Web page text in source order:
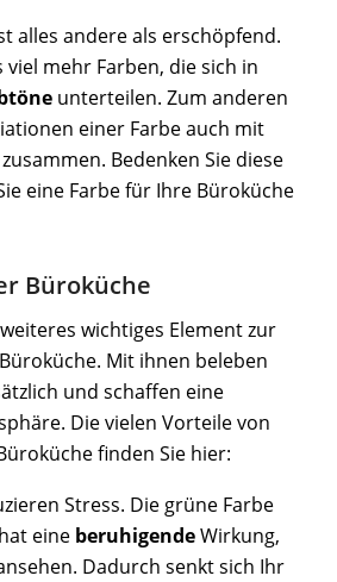
alles andere als erschöpfend.
mehr Farben, die sich in
unterteilen. Zum anderen
einer Farbe auch mit
Bedenken Sie diese
eine Farbe für Ihre Büroküche
Büroküche
wichtiges Element zur
Mit ihnen beleben
und schaffen eine
Die vielen Vorteile von
finden Sie hier:
Stress. Die grüne Farbe
eine beruhigendeWirkung,
Dadurch senkt sich Ihr